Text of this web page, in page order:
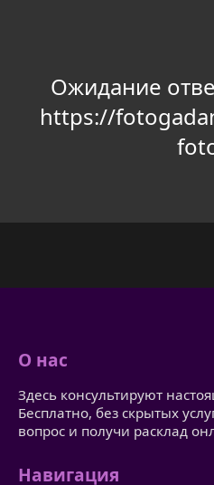
Ожидание
https://
О нас
Здесь консультируют
Бесплатно, без скрытых
вопрос и получи расклад
Навигация